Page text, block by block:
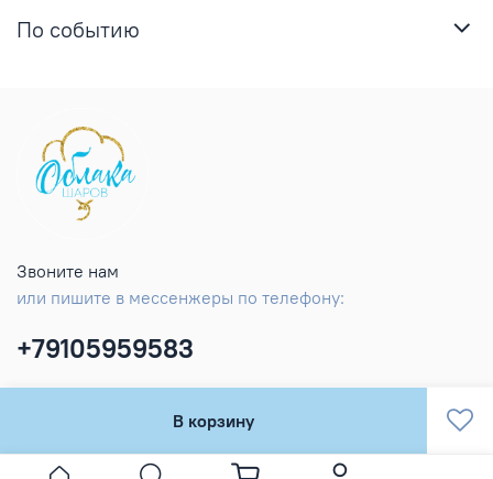
В корзину
По событию
Звоните нам
или пишите в мессенжеры по телефону:
+79105959583